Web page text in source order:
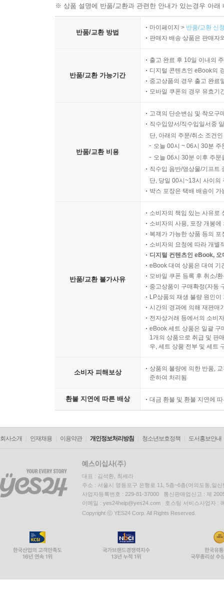
※ 상품 설명에 반품/교환과 관련한 안내가 있는경우 아
반품/교환 방법
마이페이지 > 반품/교환 신
판매자 배송 상품은 판매자
반품/교환 가능기간
출고 완료 후 10일 이내의
디지털 콘텐츠인 eBook의
중고상품의 경우 출고 완료
모바일 쿠폰의 경우 유효기
반품/교환 비용
고객의 단순변심 및 착오구
직수입양서/직수입일서중
단, 아래의 주문/취소 조건
오늘 00시 ~ 06시 30분
오늘 06시 30분 이후 주
직수입 음반/영상물/기프트
단, 당일 00시~13시 사이의
박스 포장은 택배 배송이
반품/교환 불가사유
소비자의 책임 있는 사유로
소비자의 사용, 포장 개봉
복제가 가능한 상품 등의
소비자의 요청에 따라 개별
디지털 컨텐츠인 eBook,
eBook 대여 상품은 대여 기
모바일 쿠폰 등록 후 취소/
중고상품이 구매확정(자동
LP상품의 재생 불량 원인
시간의 경과에 의해 재판매
전자상거래 등에서의 소비
eBook 세트 상품은 일괄 구
1개의 상품으로 취급 및 판
우, 세트 상품 전부 및 세트
소비자 피해보상
상품의 불량에 의한 반품,
준하여 처리됨
환불 지연에 따른 배상 대금 환불 및 환불 지연에
회사소개 인재채용 이용약관 개인정보처리방침 청소년보호정책 도서홍보안내
대표 : 김석환, 최세라
주소 : 서울시 영등포구 은행로 11, 5층~6층(여의도동,일신
사업자등록번호 : 229-81-37000 통신판매업신고 : 제
이메일 : yes24help@yes24.com 호스팅 서비스사업자 :
Copyright ⓒ YES24 Corp. All Rights Reserved.